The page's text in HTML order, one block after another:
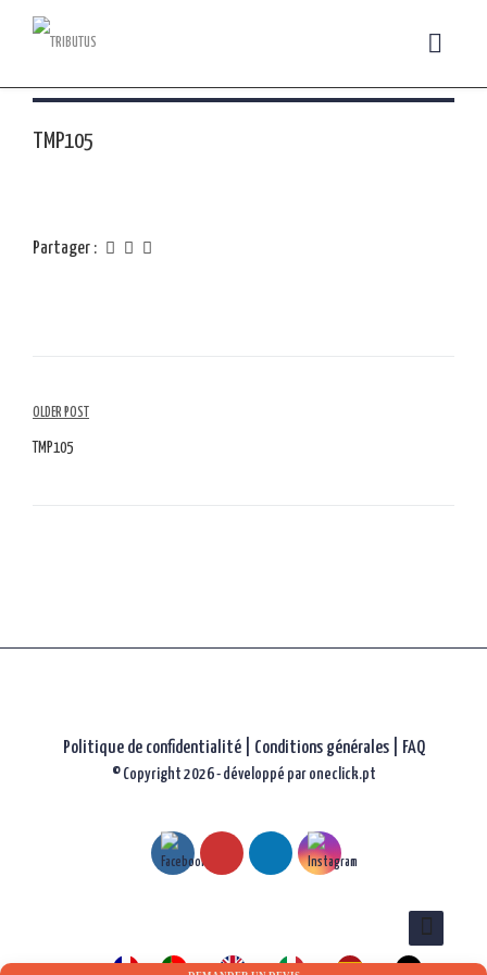
TMP105
Partager :
Navigation
parmi
OLDER POST
TMP105
Politique de confidentialité| Conditions générales | FAQ
© Copyright 2026 - développé par oneclick.pt